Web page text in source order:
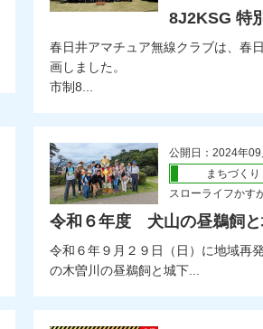
8J2KSG 特
春日井アマチュア無線クラブは、春
画しました。
市制8...
公開日：2024年09
まちづくり
スローライフかす
令和６年度 犬山の昼鵜飼と
令和６年９月２９日（日）に地域再
の木曽川の昼鵜飼と城下...